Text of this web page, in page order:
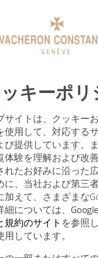
ー
ートマティ
トゴールド
パトリ
42.5
キーポリ
サイトは、クッキー
使用して、対応する
び提供しています。
体験を理解および改
れたお好みに沿った
に、当社および第三
加えて、さまざまな
細については、
規約のサイト を参照
用しています。